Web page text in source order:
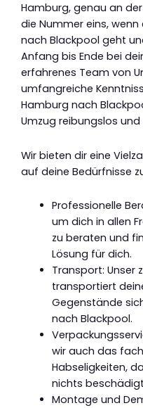
Hamburg, genau an
die Nummer eins,
nach Blackpool geht
Anfang bis Ende bei
erfahrenes Team von
umfangreiche
Hamburg nach
Umzug reibungslos
Wir bieten dir eine
auf deine Bedürfnisse
Professionelle
um dich in allen
zu beraten und
Lösung für dich.
Transport: Unser
transportiert
Gegenstände
nach Blackpool.
wir auch das
Habseligkeiten,
nichts
Montage und